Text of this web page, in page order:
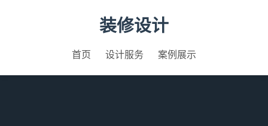
装修设计
首页 设计服务 案例展示